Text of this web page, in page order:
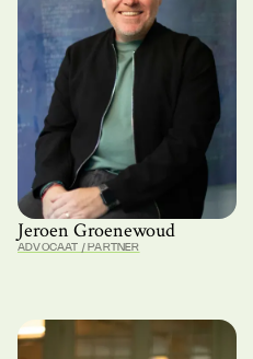
Jeroen Groenewoud
ADVOCAAT / PARTNER